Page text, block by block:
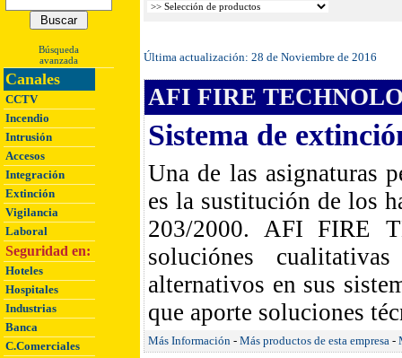
Búsqueda
avanzada
Canales
CCTV
Incendio
Intrusión
Accesos
Integración
Extinción
Vigilancia
Laboral
Seguridad en:
Hoteles
Hospitales
Industrias
Banca
C.Comerciales
Última actualización: 28 de Noviembre de 2016
AFI FIRE
Sistema de
Una de las asignaturas
es la sustitución de los
203/2000. AFI FIRE
soluciónes
alternativos en sus
que aporte soluciones
Más Información - Más productos de esta empresa -